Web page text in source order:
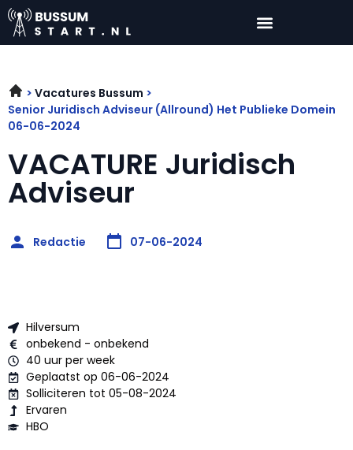
Vacatures Bussum
Senior Juridisch Adviseur (Allround) Het Publieke Domein
06-06-2024
VACATURE Juridisch
Adviseur
Redactie 07-06-2024
Hilversum
onbekend - onbekend
40 uur per week
Geplaatst op 06-06-2024
Solliciteren tot 05-08-2024
Ervaren
HBO